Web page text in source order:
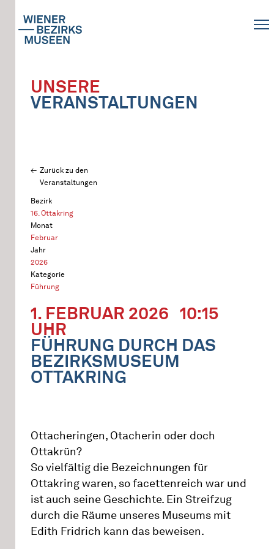
UNSERE
VERANSTALTUNGEN
Zurück zu den
Veranstaltungen
Bezirk
16. Ottakring
Monat
Februar
Jahr
2026
Kategorie
Führung
1. FEBRUAR 2026 10:15
UHR
FÜHRUNG DURCH DAS
BEZIRKSMUSEUM
OTTAKRING
Ottacheringen, Otacherin oder doch
Ottakrün?
So vielfältig die Bezeichnungen für
Ottakring waren, so facettenreich war und
ist auch seine Geschichte. Ein Streifzug
durch die Räume unseres Museums mit
Edith Fridrich kann das beweisen.